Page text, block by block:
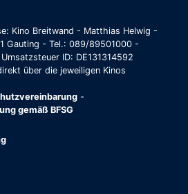
Kino Breitwand - Matthias Helwig -
Gauting - Tel.: 089/89501000 -
ID: DE131314592
über die jeweiligen Kinos
-
gemäß BFSG